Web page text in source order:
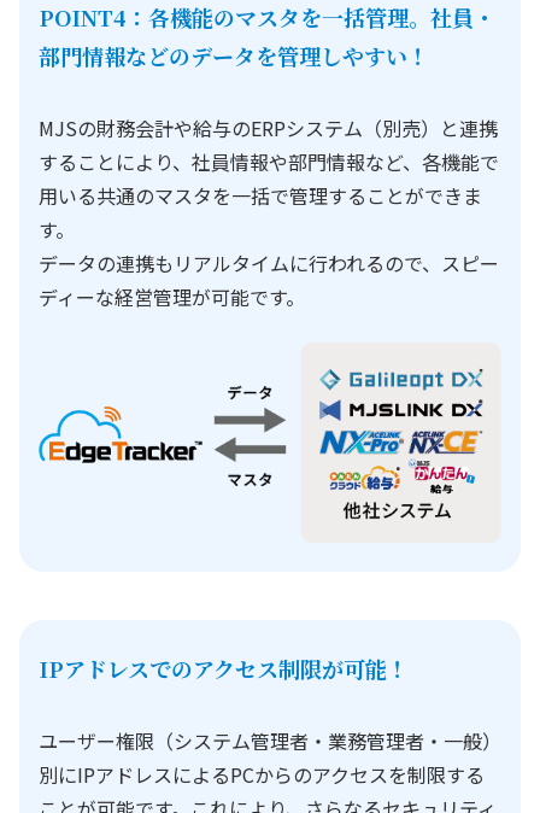
POINT4：各機能のマスタを一括管理。社員・
部門情報などのデータを管理しやすい！
MJSの財務会計や給与のERPシステム（別売）と連携
することにより、社員情報や部門情報など、各機能で
用いる共通のマスタを一括で管理することができま
す。
データの連携もリアルタイムに行われるので、スピー
ディーな経営管理が可能です。
IPアドレスでのアクセス制限が可能！
ユーザー権限（システム管理者・業務管理者・一般）
別にIPアドレスによるPCからのアクセスを制限する